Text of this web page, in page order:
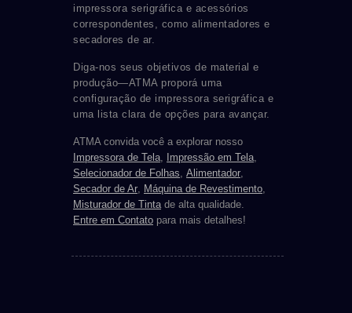
impressora serigráfica e acessórios
correspondentes, como alimentadores e
secadores de ar.
Diga-nos seus objetivos de material e
produção—ATMA proporá uma
configuração de impressora serigráfica e
uma lista clara de opções para avançar.
ATMA convida você a explorar nosso
Impressora de Tela, Impressão em Tela,
Selecionador de Folhas, Alimentador,
Secador de Ar, Máquina de Revestimento,
Misturador de Tintade alta qualidade.
Entre em Contato para mais detalhes!